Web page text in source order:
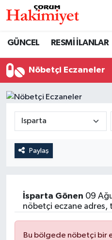
GÜNCEL RESMİ İLANLAR
Nöbetçi Eczaneler
Paylaş
İsparta Gönen 09
nöbetçi eczane adres,
Bu bölgede nöbetçi bir
ASAYİŞ
GÜNCEL
EĞİTİM
İLÇELER
Nöbetçi Eczaneler
Trafik Durumu
Tüm Manşetler
Haber Arşivi